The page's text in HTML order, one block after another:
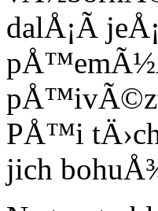
dalÅ¡Ã­
pÅ™ivÃ©zt
PÅ™i
jich